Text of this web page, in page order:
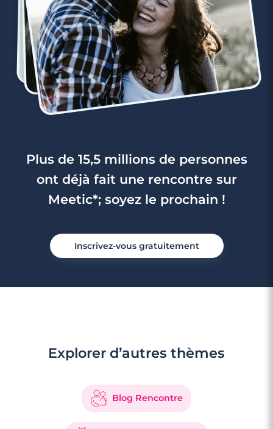
Plus de 15,5 millions de personnes
ont déjà fait une rencontre sur
Meetic*; soyez le prochain !
Inscrivez-vous gratuitement
Explorer d’autres thèmes
Blog Rencontre